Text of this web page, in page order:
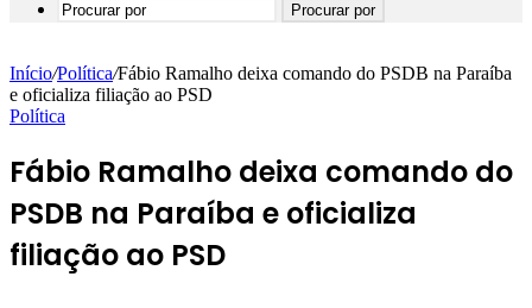
Procurar por
Início/Política/Fábio Ramalho deixa comando do PSDB na Paraíba
e oficializa filiação ao PSD
Política
Fábio Ramalho deixa comando do
PSDB na Paraíba e oficializa
filiação ao PSD